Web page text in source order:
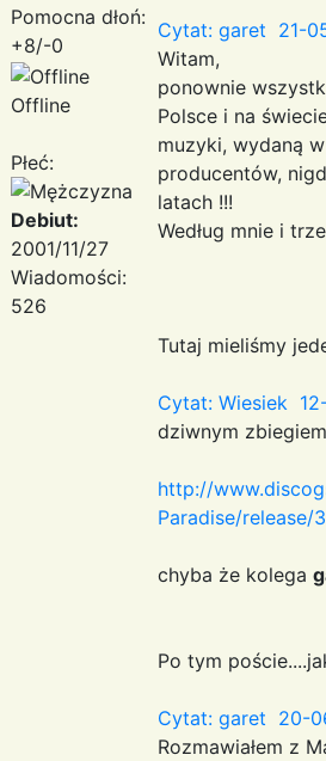
Pomocna dłoń:
+8/-0
Offline
Płeć:
Debiut:
2001/11/27
Wiadomości:
526
Cytat: garet 21-
Witam,
ponownie
Polsce i na
muzyki, wydaną
producentów,
latach !!!
Według mnie i
Tutaj mieliśmy
Cytat: Wiesiek
dziwnym
http://
Paradise/release/
chyba że kolega
Po tym
Cytat: garet 20-
Rozmawiałem z